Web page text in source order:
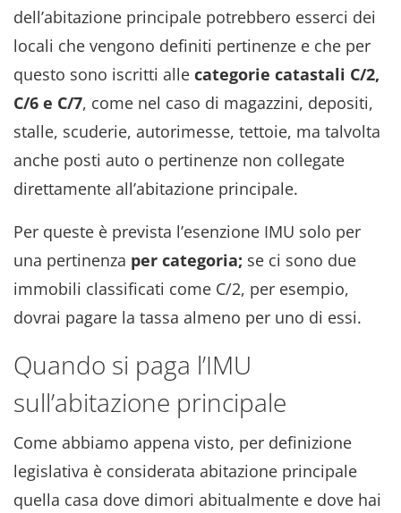
dell’abitazione principale potrebbero esserci dei
locali che vengono definiti pertinenze e che per
questo sono iscritti alle categorie catastali C/2,
C/6 e C/7, come nel caso di magazzini, depositi,
stalle, scuderie, autorimesse, tettoie, ma talvolta
anche posti auto o pertinenze non collegate
direttamente all’abitazione principale.
Per queste è prevista l’esenzione IMU solo per
una pertinenza per categoria; se ci sono due
immobili classificati come C/2, per esempio,
dovrai pagare la tassa almeno per uno di essi.
Quando si paga l’IMU
sull’abitazione principale
Come abbiamo appena visto, per definizione
legislativa è considerata abitazione principale
quella casa dove dimori abitualmente e dove hai